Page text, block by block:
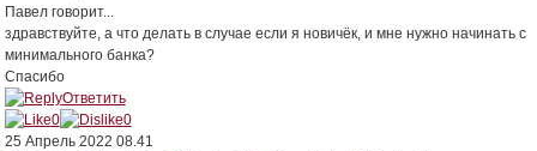
Павелговорит...
здравствуйте, а что делать в случае если я новичёк, и мне нужно начинать с
минимального банка?
Спасибо
Ответить
0
0
25 Апрель 2022 08.41